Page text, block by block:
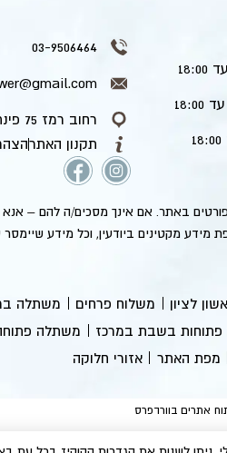
03-9506464
רחוב רמז 75 פינת שד’ תש"ח, ראשל”צ
תקנון האתר
באתר. אם אינך מסכים/ה להם –
לציון משלוח פרחים משתלה
בשבת במרכז משתלה
מפת האתר אזורי חלוקה